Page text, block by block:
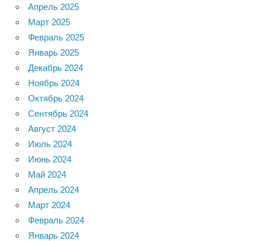
Апрель 2025
Март 2025
Февраль 2025
Январь 2025
Декабрь 2024
Ноябрь 2024
Октябрь 2024
Сентябрь 2024
Август 2024
Июль 2024
Июнь 2024
Май 2024
Апрель 2024
Март 2024
Февраль 2024
Январь 2024